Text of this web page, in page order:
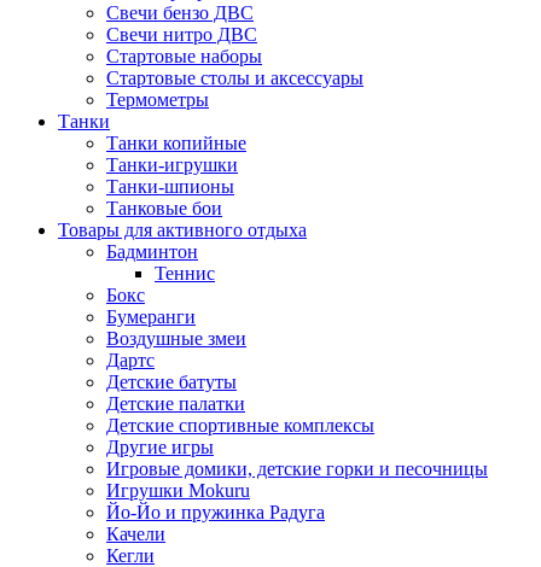
Свечи бензо ДВС
Свечи нитро ДВС
Стартовые наборы
Стартовые столы и аксессуары
Термометры
Танки
Танки копийные
Танки-игрушки
Танки-шпионы
Танковые бои
Товары для активного отдыха
Бадминтон
Теннис
Бокс
Бумеранги
Воздушные змеи
Дартс
Детские батуты
Детские палатки
Детские спортивные комплексы
Другие игры
Игровые домики, детские горки и песочницы
Игрушки Mokuru
Йо-Йо и пружинка Радуга
Качели
Кегли